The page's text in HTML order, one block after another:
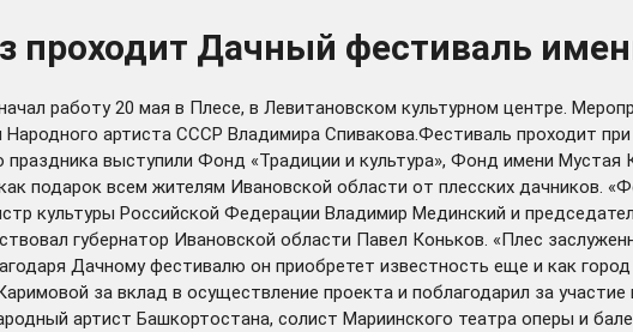
проходит Дачный фестиваль
работу 20 мая в Плесе, в Левитановском культурном центре.
артиста СССР Владимира Спивакова.Фестиваль проходит
выступили Фонд «Традиции и культура», Фонд имени
подарок всем жителям Ивановской области от плесских дачников.
культуры Российской Федерации Владимир Мединский и
губернатор Ивановской области Павел Коньков. «Плес
Дачному фестивалю он приобретет известность еще и как
за вклад в осуществление проекта и поблагодарил за
артист Башкортостана, солист Мариинского театра оперы и